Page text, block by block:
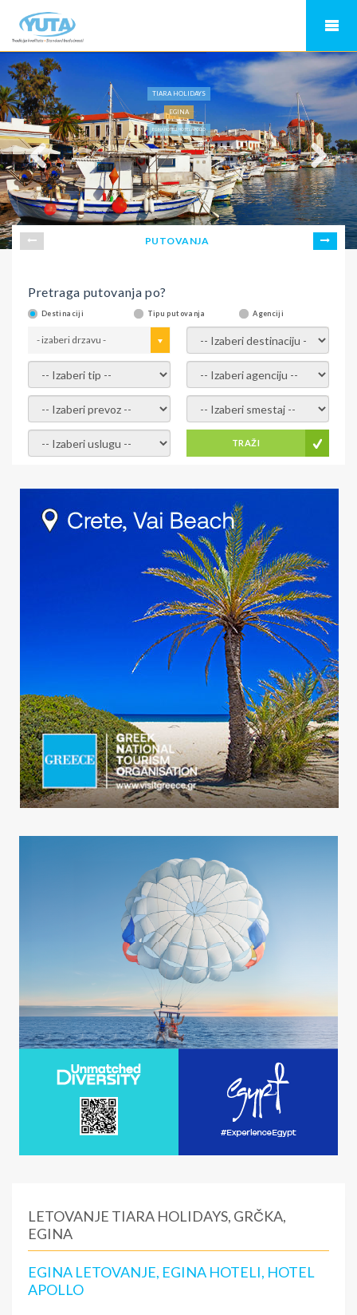
TIARA HOLIDAYS
EGINA
EGINA HOTELI, HOTEL APOLLO
PUTOVANJA
Pretraga putovanja po?
Destinaciji Tipu putovanja Agenciji
- izaberi drzavu - - izaberi destinaciju -
- izaberi tip - - izaberi agenciju -
- izaberi prevoz - - Izaberite smestaj -
- Izaberite uslugu - TRAŽI
LETOVANJE TIARA HOLIDAYS, GRČKA,
EGINA
EGINA LETOVANJE, EGINA HOTELI, HOTEL
APOLLO